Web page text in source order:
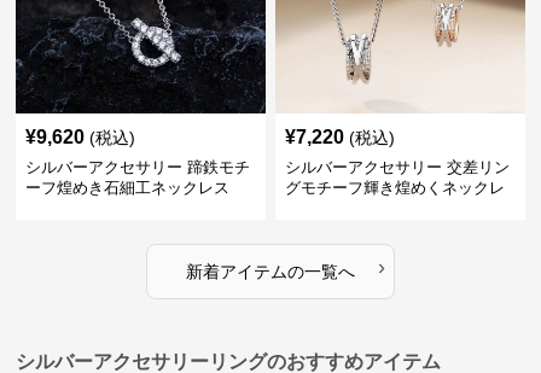
¥9,620 (税込)
シルバーアクセサリー 蹄鉄モチ
ーフ煌めき石細工ネックレス
¥7,220 (税込)
シルバーアクセサリー 交差リン
グモチーフ輝き煌めくネックレ
新着アイテムの一覧へ ›
シルバーアクセサリーリングのおすすめアイテム